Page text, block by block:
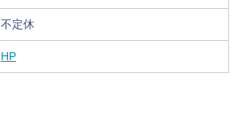
不定休
HP